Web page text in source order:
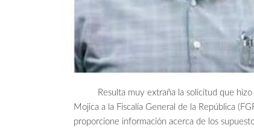
Resulta muy extraña la solicitud que hizo el
Mojica a la Fiscalía General de la República
proporcione información acerca de los